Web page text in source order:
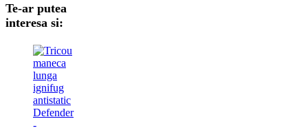
Te-ar putea
interesa si: